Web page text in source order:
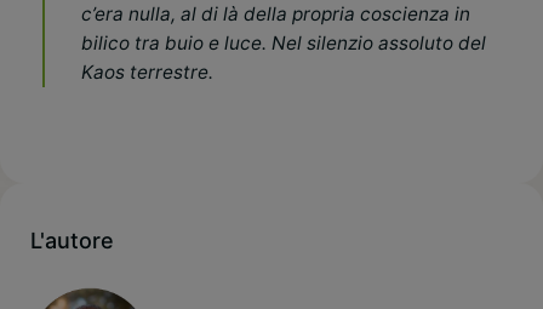
c’era nulla, al di là della propria coscienza in
bilico tra buio e luce. Nel silenzio assoluto del
Kaos terrestre.
L'autore